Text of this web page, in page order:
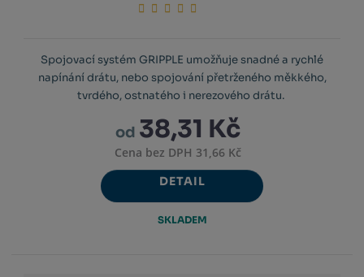
Spojovací systém GRIPPLE umožňuje snadné a rychlé
napínání drátu, nebo spojování přetrženého měkkého,
tvrdého, ostnatého i nerezového drátu.
od 38,31 Kč
Cena bez DPH 31,66 Kč
DETAIL
SKLADEM